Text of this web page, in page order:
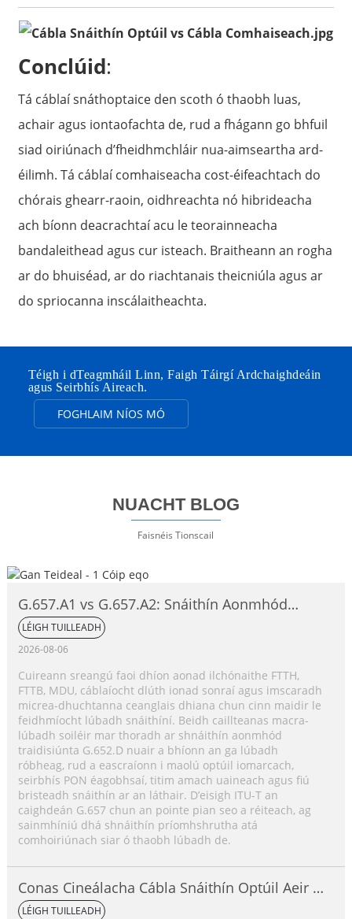
Conclúid:
Tá cáblaí snáthoptaice den scoth ó thaobh luas,
achair agus iontaofachta de, rud a fhágann go bhfuil
siad oiriúnach d’fheidhmchláir nua-aimseartha ard-
éilimh. Tá cáblaí comhaiseacha cost-éifeachtach do
chórais ghearr-raoin, oidhreachta nó hibrideacha
ach bíonn deacrachtaí acu le teorainneacha
bandaleithead agus cur isteach. Braitheann an rogha
ar do bhuiséad, ar do riachtanais theicniúla agus ar
do spriocanna inscálaitheachta.
Téigh i dTeagmháil Linn, Faigh Táirgí Ardchaighdeáin
agus Seirbhís Aireach.
FOGHLAIM NÍOS MÓ
NUACHT BLOG
Faisnéis Tionscail
G.657.A1 vs G.657.A2: Snáithín Aonmhód
Neamh-íogair ó thaobh Lúbadh de,
Comparáid Iomlán
LÉIGH TUILLEADH
2026-08-06
Cuireann sreangú faoi dhíon aonad ilchónaithe FTTH,
FTTB, MDU, cáblaíocht dlúth ionad sonraí agus imscaradh
micrea-dhuchtanna ceanglais dhiana chun cinn maidir le
feidhmíocht lúbadh snáithíní. Beidh caillteanas macra-
lúbadh soiléir mar thoradh ar shnáithín aonmhód
traidisiúnta G.652.D nuair a bhíonn an ga lúbadh
róbheag, rud a eascraíonn i maolú optúil iomarcach,
seirbhís PON éagobhsaí, titim amach uaineach agus fiú
bristeadh snáithín ar an láthair. D’eisigh ITU-T an
caighdeán G.657 chun an pointe pian seo a réiteach, ag
sainmhíniú dhá shnáithín príomhshrutha atá
comhoiriúnach siar ó thaobh lúbadh de.
Conas Cineálacha Cábla Snáithín Optúil Aeir a
Roghnú?
LÉIGH TUILLEADH